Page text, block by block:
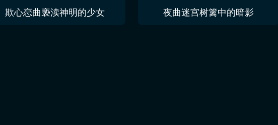
欺心恋曲亵渎神明的少女 夜曲迷宫树篱中的暗影